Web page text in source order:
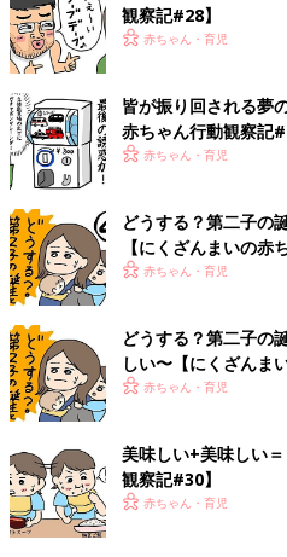
観察記#28】
赤ちゃん・育児
皆が振り回される夢
赤ちゃん行動観察記
赤ちゃん・育児
どうする？第二子の
【にくざんまいの赤
赤ちゃん・育児
どうする？第二子の
しい〜【にくざんま
赤ちゃん・育児
美味しい+美味しい
観察記#30】
赤ちゃん・育児